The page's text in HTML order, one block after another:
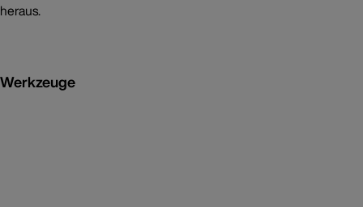
heraus.
Werkzeuge